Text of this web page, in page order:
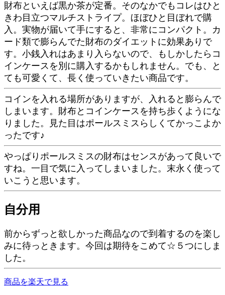
財布といえば黒か茶が定番。そのなかでもコレはひと
きわ目立つマルチストライプ。ほぼひと目ぼれで購
入。実物が届いて手にすると、非常にコンパクト。カ
ード類で膨らんでた財布のダイエットに効果ありで
す。小銭入れはあまり入らないので、もしかしたらコ
インケースを別に購入するかもしれません。でも、と
ても可愛くて、長く使っていきたい商品です。
コインを入れる場所がありますが、入れると膨らんで
しまいます。財布とコインケースを持ち歩くようにな
りました。見た目はポールスミスらしくてかっこよか
ったです♪
やっぱりポールスミスの財布はセンスがあって良いで
すね。一目で気に入ってしまいました。末永く使って
いこうと思います。
自分用
前からずっと欲しかった商品なので到着するのを楽し
みに待っときます。今回は期待をこめて☆５つにしま
した。
商品を楽天で見る